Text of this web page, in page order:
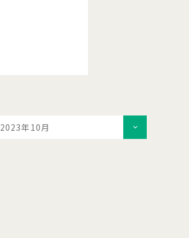
2023年10月